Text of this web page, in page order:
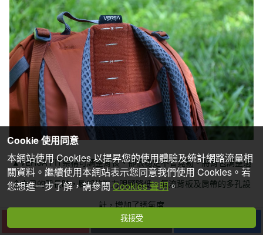
▲VERSA FIT架構可調整背長、卻很穩定不會晃動。將背包調整適
合自己的背長時，肩部的壓力明顯降低。氣流背板及肩帶的多孔設
計，增加了透氣度
下一篇
Cookie 使用同意
本網站使用 Cookies 以提昇您的使用體驗及統計網路流量相
關資料。繼續使用本網站表示您同意我們使用 Cookies。若
您想進一步了解，請參閱Cookies 聲明。
我接受